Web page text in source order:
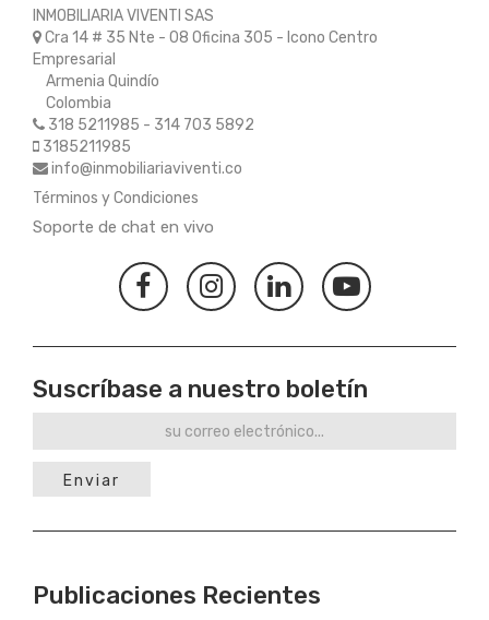
INMOBILIARIA VIVENTI SAS
Cra 14 # 35 Nte - 08 Oficina 305 - Icono Centro
Empresarial
Armenia Quindío
Colombia
318 5211985 - 314 703 5892
3185211985
info@inmobiliariaviventi.co
Términos y Condiciones
Soporte de chat en vivo
Suscríbase a nuestro boletín
Enviar
Publicaciones Recientes